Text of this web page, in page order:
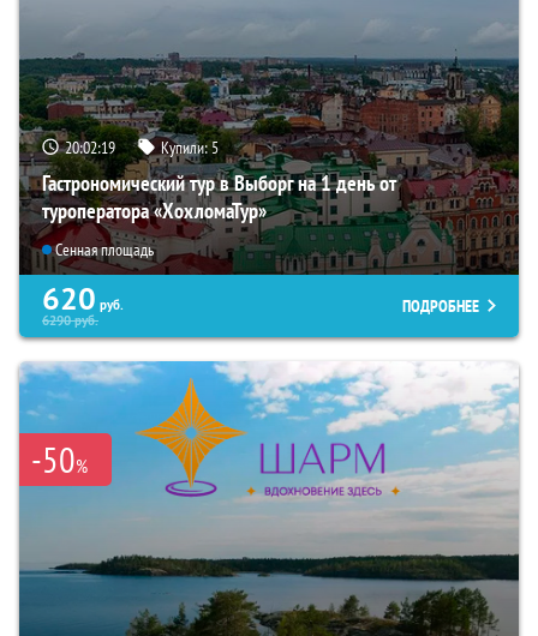
20:02:17 Купили:5
Гастрономический тур в Выборг на 1 день от
туроператора «ХохломаТур»
Сенная площадь
620 руб.
6290руб.
ПОДРОБНЕЕ
-50%